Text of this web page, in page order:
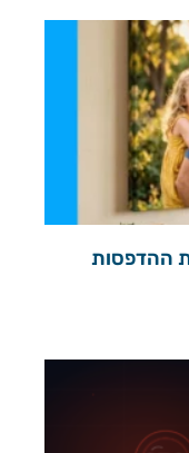
ההדפסות